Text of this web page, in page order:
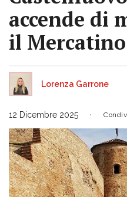
accende di
il
Lorenza Garrone
12 Dicembre 2025